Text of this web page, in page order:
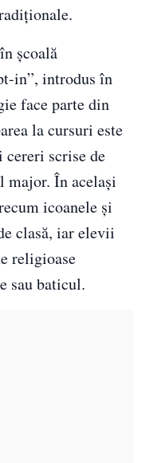
școală
in”, introdus în
face parte din
la cursuri este
cereri scrise de
major. În același
icoanele și
clasă, iar elevii
religioase
sau baticul.